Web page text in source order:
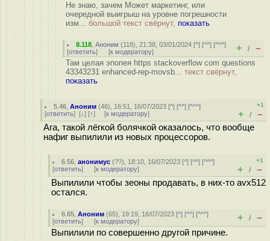
Не знаю, зачем Может маркетинг, или
очередной выигрыш на уровне погрешности
изм... большой текст свёрнут, показать
8.118 ,Аноним (118), 21:38, 03/01/2024 [^] [^^] [^^^]
[ответить] [к модератору] + / –
Там целая эпопея https stackoverflow com questions
43343231 enhanced-rep-movsb... текст свёрнут,
показать
5.46 ,Аноним (46), 16:51, 16/07/2023 [^] [^^] [^^^]
[ответить] [↓] [↑] [к модератору]
+1
+ / –
Ага, такой лёгкой болячкой оказалось, что вообще
нафиг выпилили из новых процессоров.
6.56 ,анонимус (??), 18:10, 16/07/2023 [^] [^^] [^^^]
[ответить] [к модератору]
+1
+ / –
Выпилили чтобы зеоны продавать, в них-то avx512
остался.
6.65 ,Аноним (65), 19:19, 16/07/2023 [^] [^^] [^^^]
[ответить] [к модератору] + / –
Выпилили по совершенно другой причине.